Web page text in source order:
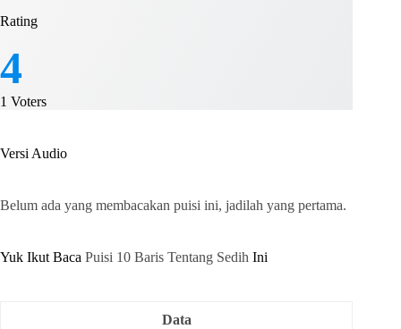
Rating
4
1 Voters
Versi Audio
Belum ada yang membacakan puisi ini, jadilah yang pertama.
Yuk Ikut Baca Puisi 10 Baris Tentang Sedih Ini
Data